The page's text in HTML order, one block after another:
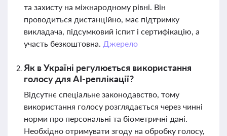
та захисту на міжнародному рівні. Він
проводиться дистанційно, має підтримку
викладача, підсумковий іспит і сертифікацію, а
участь безкоштовна. Джерело
Як в Україні регулюється використання
голосу для AI-реплікації?
Відсутнє спеціальне законодавство, тому
використання голосу розглядається через чинні
норми про персональні та біометричні дані.
Необхідно отримувати згоду на обробку голосу,